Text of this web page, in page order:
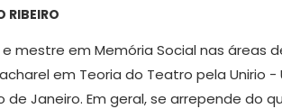
RIBEIRO
e mestre em Memória Social nas áreas
em Teoria do Teatro pela Unirio -
de Janeiro. Em geral, se arrepende do